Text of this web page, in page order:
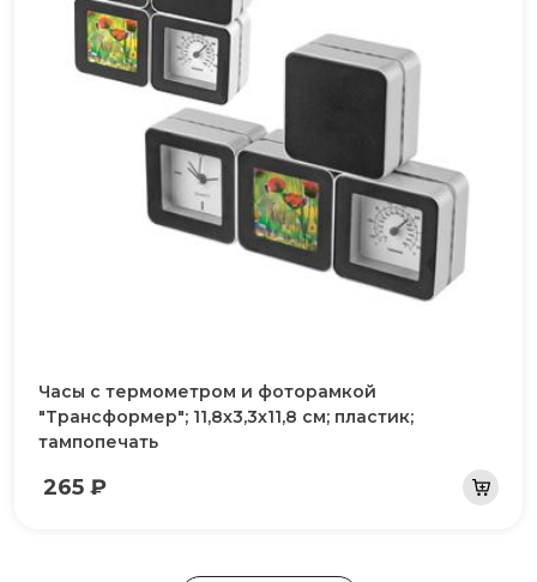
Часы с термометром и фоторамкой
"Трансформер"; 11,8х3,3х11,8 см; пластик;
тампопечать
265 ₽